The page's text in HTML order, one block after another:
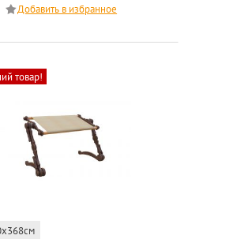
товар!